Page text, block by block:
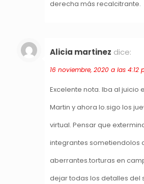
derecha más recalcitrante.
Alicia martinez dice:
16 noviembre, 2020 a las 4:12
Excelente nota. Iba al juicio
Martin y ahora lo.sigo los
virtual. Pensar que
integrantes sometiendolos
aberrantes.torturas en
dejar todas los detalles del